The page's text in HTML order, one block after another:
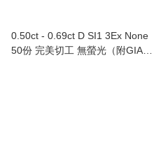
0.50ct - 0.69ct D SI1 3Ex None
50份 完美切工 無螢光（附GIA證